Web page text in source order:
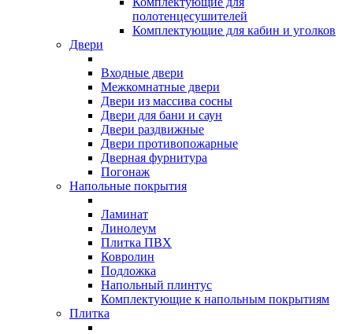
полотенцесушителей
Комплектующие для кабин и уголков
Двери
Входные двери
Межкомнатные двери
Двери из массива сосны
Двери для бани и саун
Двери раздвижные
Двери противопожарные
Дверная фурнитура
Погонаж
Напольные покрытия
Ламинат
Линолеум
Плитка ПВХ
Ковролин
Подложка
Напольный плинтус
Комплектующие к напольным покрытиям
Плитка